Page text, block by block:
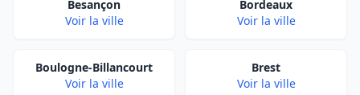
Besançon
Voir la ville
Bordeaux
Voir la ville
Boulogne-Billancourt
Voir la ville
Brest
Voir la ville